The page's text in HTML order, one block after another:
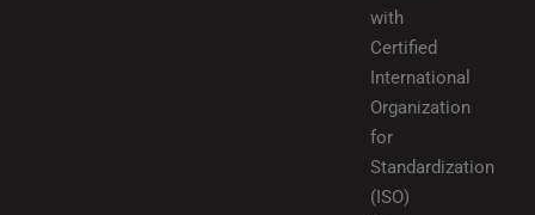
with
Certified
International
Organization
for
Standardization
(ISO)